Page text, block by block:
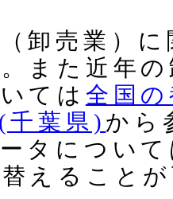
卸売業）
また近年
ては 全国
千葉県) から
タについ
えること